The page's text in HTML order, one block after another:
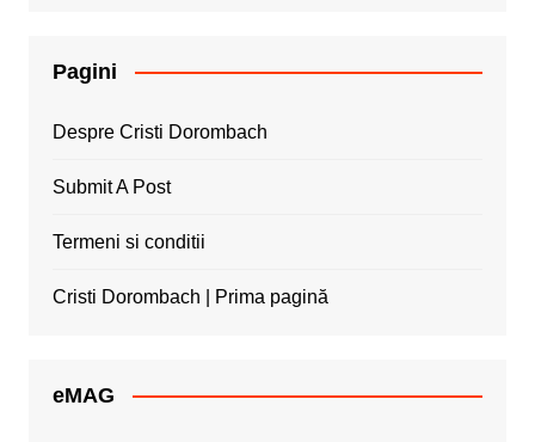
Pagini
Despre Cristi Dorombach
Submit A Post
Termeni si conditii
Cristi Dorombach | Prima pagină
eMAG